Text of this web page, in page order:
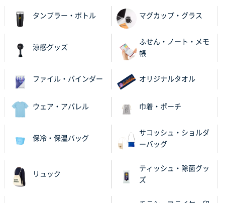
タンブラー・ボトル マグカップ・グラス
涼感グッズ
ふせん・ノート・メモ
帳
ファイル・バインダー オリジナルタオル
ウェア・アパレル 巾着・ポーチ
保冷・保温バッグ
サコッシュ・ショルダ
ーバッグ
リュック
ティッシュ・除菌グッ
ズ